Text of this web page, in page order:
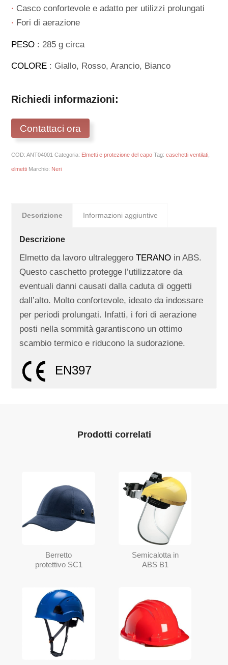
∙ Casco confortevole e adatto per utilizzi prolungati
∙ Fori di aerazione
PESO : 285 g circa
COLORE : Giallo, Rosso, Arancio, Bianco
Richiedi informazioni:
Contattaci ora
COD:ANT04001 Categoria: Elmetti e protezione del capo Tag:caschetti ventilati
elmetti Marchio: Neri
Descrizione Informazioni aggiuntive
Descrizione
Elmetto da lavoro ultraleggeroTERANO in ABS.
Questo caschetto protegge l’utilizzatore da
eventuali danni causati dalla caduta di oggetti
dall’alto. Molto confortevole, ideato da indossare
per periodi prolungati. Infatti, i fori di aerazione
posti nella sommità garantiscono un ottimo
scambio termico e riducono la sudorazione.
EN397
Prodotti correlati
Berretto
protettivo SC1
Semicalotta in
ABS B1